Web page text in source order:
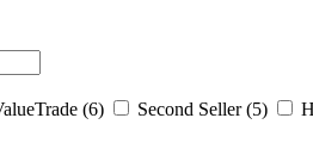
(6) Second Seller (5)